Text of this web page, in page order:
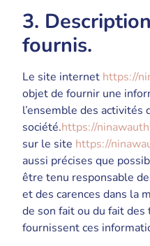
3.
fournis.
Le site internet https://
objet de fournir une
l’ensemble des activités
société.https://
sur le site https://
aussi précises que
être tenu responsable
et des carences dans la
de son fait ou du fait
fournissent ces